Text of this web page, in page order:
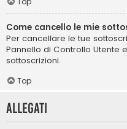
Come cancello le mie
Per cancellare le tue
Pannello di Controllo Utente
sottoscrizioni.
Top
Allegati